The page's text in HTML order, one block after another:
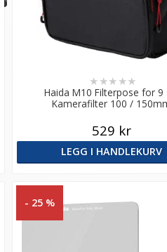
Haida M10 Filterpose for 9
Kamerafilter 100 /
★ ★★ ★★
529 kr
LEGG I HANDLEKURV
- 25 %